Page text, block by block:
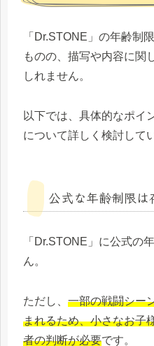
「Dr.STONE」の年齢制
ものの、描写や内容に関
しれません。
以下では、具体的なポイ
について詳しく検討して
公式な年齢制限は
「Dr.STONE」に公式の
ん。
ただし、 一部の戦闘シー
まれるため、小さなお子
者の判断が必要です。